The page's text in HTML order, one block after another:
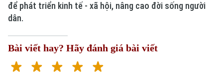
để phát triển kinh tế - xã hội, nâng cao đời sống người
dân.
Bài viết hay? Hãy đánh giá bài viết